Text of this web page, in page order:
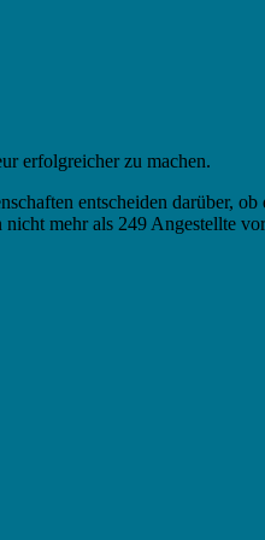
erfolgreicher zu machen.
entscheiden darüber,
mehr als 249 Angestellte